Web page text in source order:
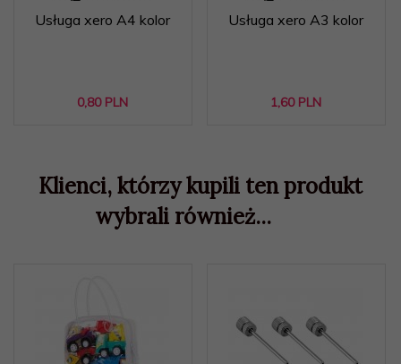
Usługa xero A4 kolor
0,80 PLN
Usługa xero A3 kolor
1,60 PLN
Klienci, którzy kupili ten produkt
wybrali również...